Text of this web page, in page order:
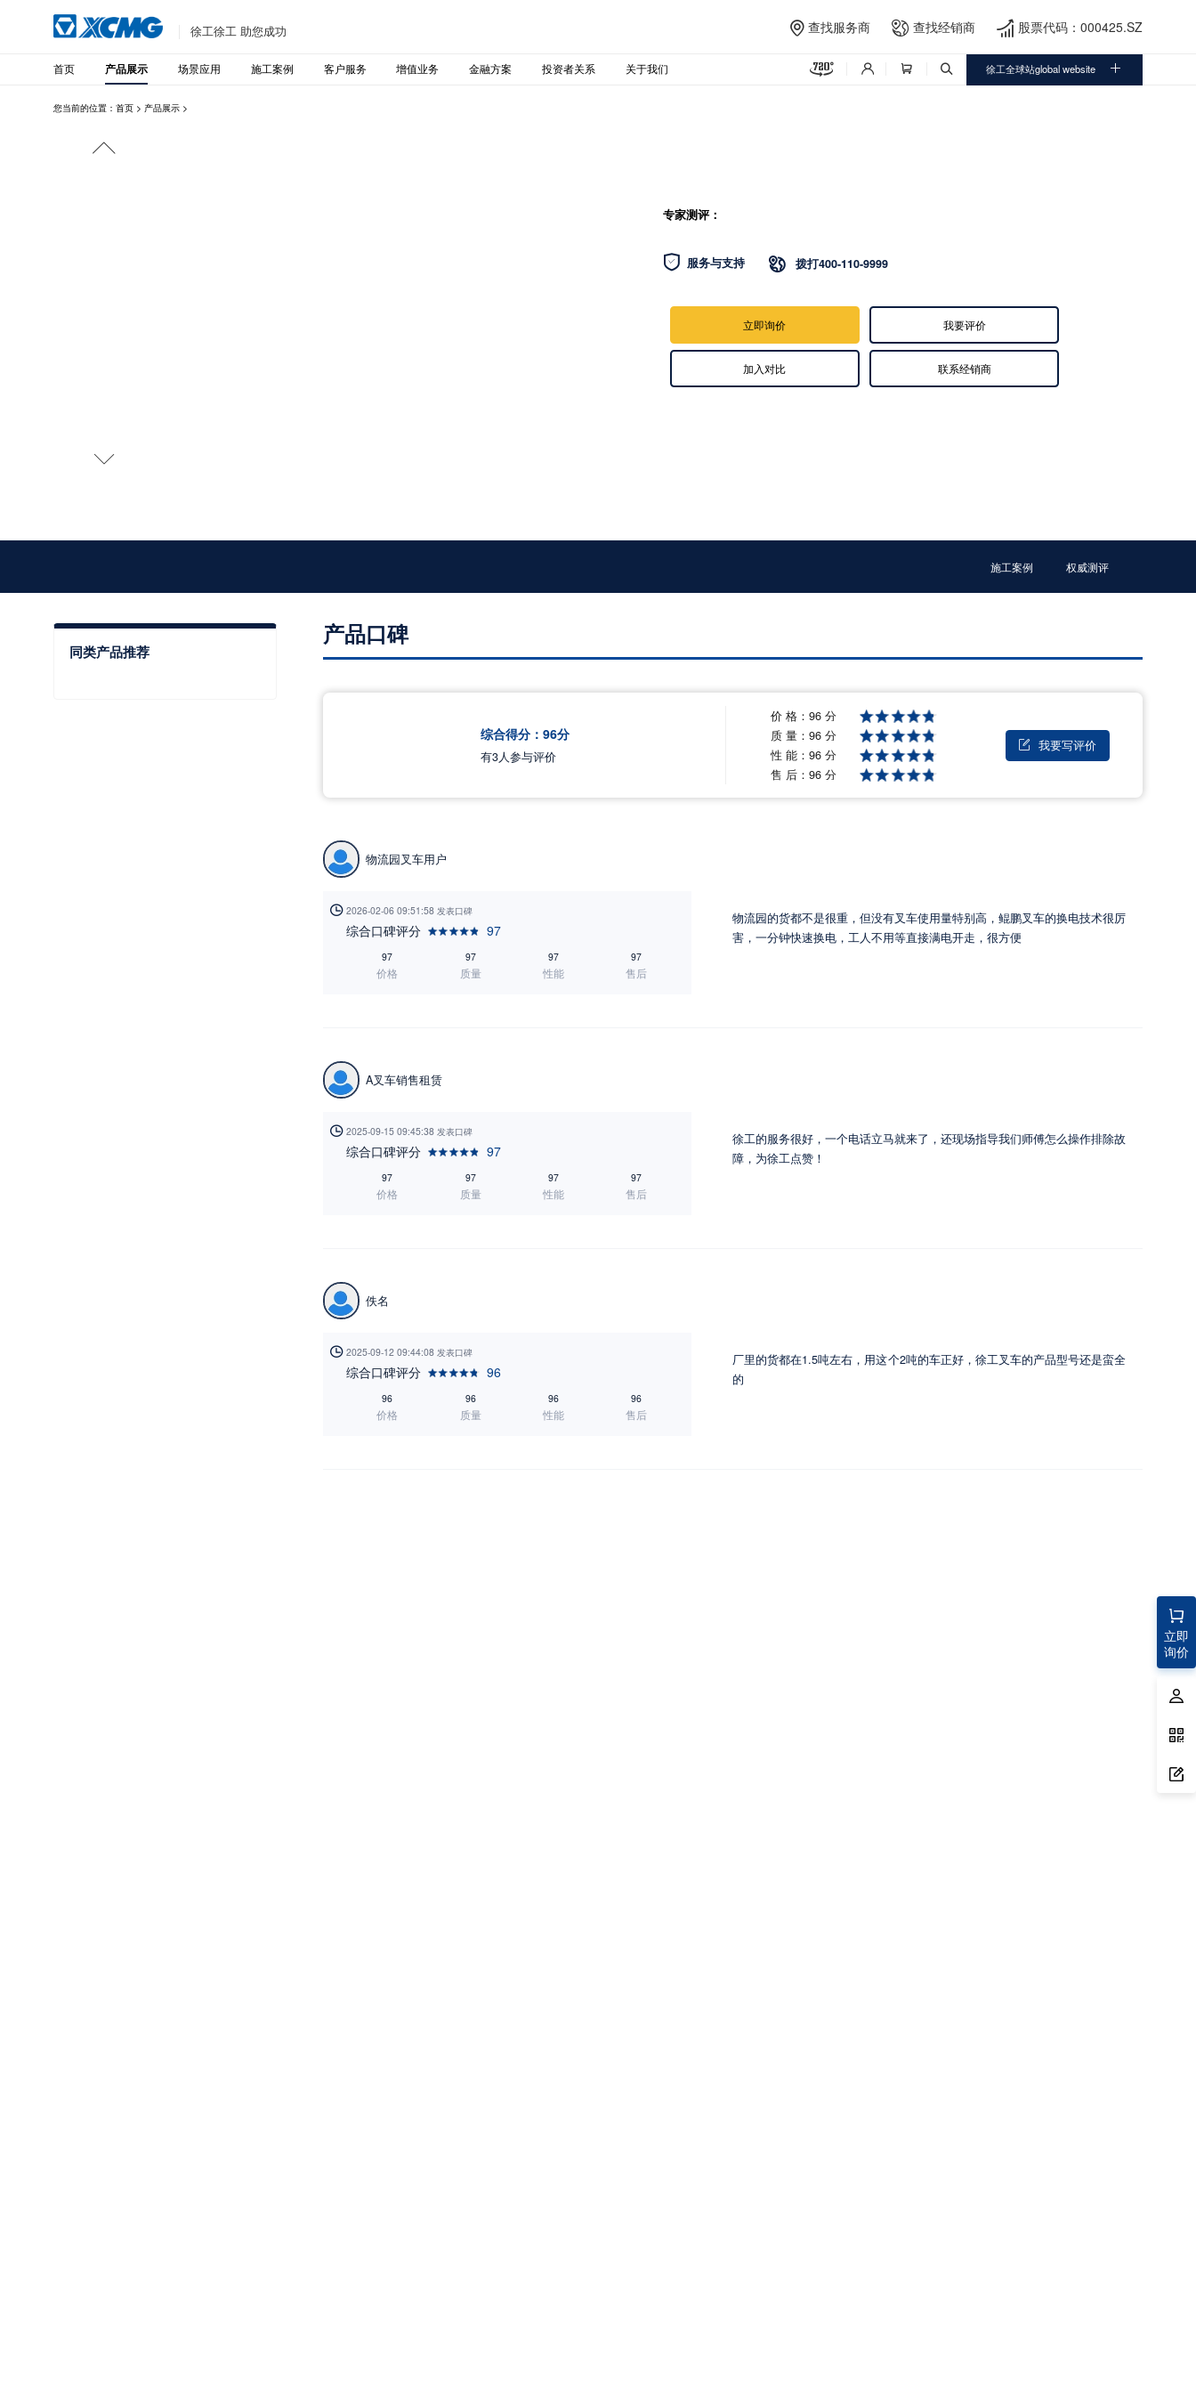
徐工徐工 助您成功  查找服务商  查找经销商  股票代码：000425.SZ
首页 产品展示 场景应用 施工案例 客户服务 增值业务 金融方案 投资者关系 关于我们     徐工全球站global website 
您当前的位置：首页 > 产品展示 >


专家测评：
 服务与支持  拨打400-110-9999
立即询价 我要评价
加入对比 联系经销商
施工案例 权威测评
同类产品推荐
产品口碑
综合得分：96分
有3人参与评价
价 格：96 分
质 量：96 分
性 能：96 分
售 后：96 分
 我要写评价
物流园叉车用户
 2026-02-06 09:51:58 发表口碑
综合口碑评分 97
97
价格
97
质量
97
性能
97
售后
物流园的货都不是很重，但没有叉车使用量特别高，鲲鹏叉车的换电技术很厉
害，一分钟快速换电，工人不用等直接满电开走，很方便
A叉车销售租赁
 2025-09-15 09:45:38 发表口碑
综合口碑评分 97
97
价格
97
质量
97
性能
97
售后
徐工的服务很好，一个电话立马就来了，还现场指导我们师傅怎么操作排除故
障，为徐工点赞！
佚名
 2025-09-12 09:44:08 发表口碑
综合口碑评分 96
96
价格
96
质量
96
性能
96
售后
厂里的货都在1.5吨左右，用这个2吨的车正好，徐工叉车的产品型号还是蛮全
的
立即
询价